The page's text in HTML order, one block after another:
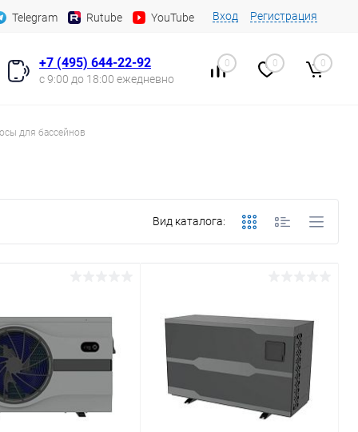
Telegram Rutube YouTube Вход Регистрация
+7 (495) 644-22-92
с 9:00 до 18:00 ежедневно
0 0 0
для бассейнов
Вид каталога: